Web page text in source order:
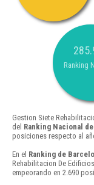
Ranking
Gestion Siete
del Ranking Nacional
posiciones respecto al
En el Ranking de
Rehabilitacion De
empeorando en 2.690